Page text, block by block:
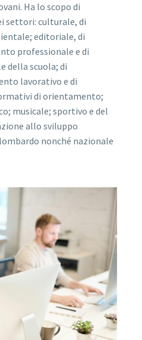
Ha lo scopo di
settori: culturale, di
editoriale, di
professionale e di
della scuola; di
lavorativo e di
di orientamento;
musicale; sportivo e del
allo sviluppo
nonché nazionale